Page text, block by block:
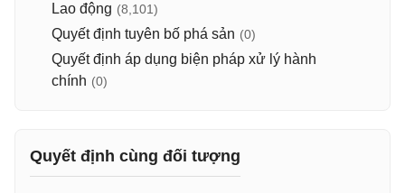
Lao động (8,101)
Quyết định tuyên bố phá sản (0)
Quyết định áp dụng biện pháp xử lý hành
chính (0)
Quyết định cùng đối tượng